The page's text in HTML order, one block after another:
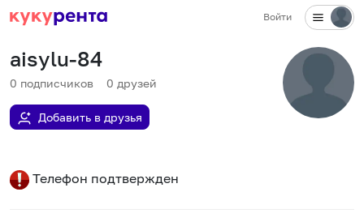
Войти
aisylu-84
0 подписчиков 0 друзей
Добавить в друзья
Телефон подтвержден